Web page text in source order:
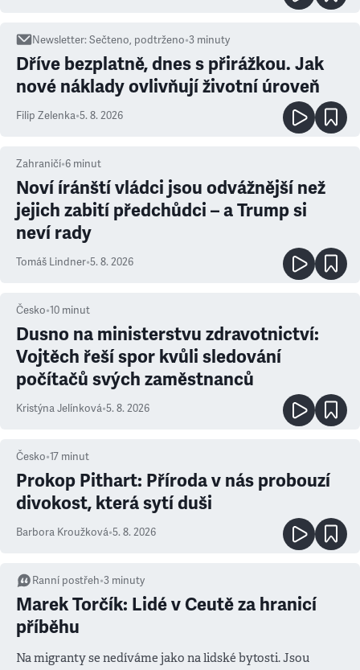
Newsletter:Sečteno, podtrženo•3 minuty
Dříve bezplatně, dnes s přirážkou. Jak
nové náklady ovlivňují životní úroveň
Filip Zelenka•5. 8. 2026
Zahraničí•6 minut
Noví íránští vládci jsou odvážnější než
jejich zabití předchůdci – a Trump si
neví rady
Tomáš Lindner•5. 8. 2026
Česko•10 minut
Dusno na ministerstvu zdravotnictví:
Vojtěch řeší spor kvůli sledování
počítačů svých zaměstnanců
Kristýna Jelínková•5. 8. 2026
Česko•17 minut
Prokop Pithart: Příroda v nás probouzí
divokost, která sytí duši
Barbora Kroužková•5. 8. 2026
Ranní postřeh•3 minuty
Marek Torčík: Lidé v Ceutě za hranicí
příběhu
Na migranty se nedíváme jako na lidské bytosti. Jsou